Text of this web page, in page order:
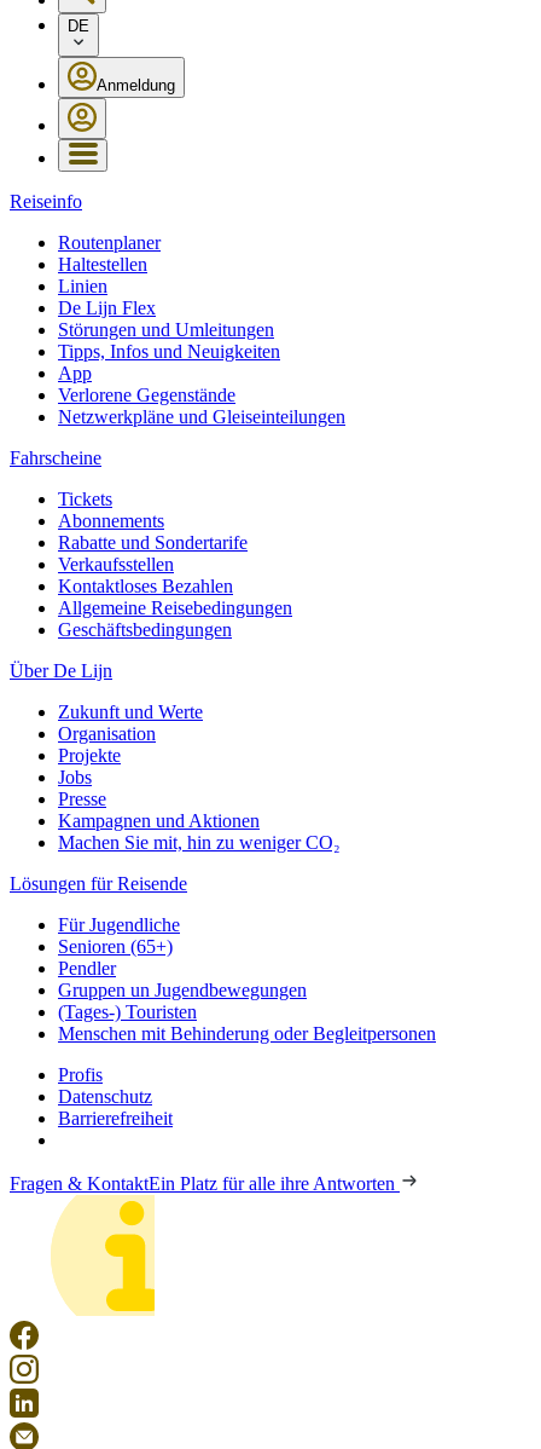
DE
Anmeldung
Reiseinfo
Routenplaner
Haltestellen
Linien
De Lijn Flex
Störungen und Umleitungen
Tipps, Infos und Neuigkeiten
App
Verlorene Gegenstände
Netzwerkpläne und Gleiseinteilungen
Fahrscheine
Tickets
Abonnements
Rabatte und Sondertarife
Verkaufsstellen
Kontaktloses Bezahlen
Allgemeine Reisebedingungen
Geschäftsbedingungen
Über De Lijn
Zukunft und Werte
Organisation
Projekte
Jobs
Presse
Kampagnen und Aktionen
Machen Sie mit, hin zu weniger CO₂
Lösungen für Reisende
Für Jugendliche
Senioren (65+)
Pendler
Gruppen un Jugendbewegungen
(Tages-) Touristen
Menschen mit Behinderung oder Begleitpersonen
Profis
Datenschutz
Barrierefreiheit
Fragen & KontaktEin Platz für alle ihre Antworten